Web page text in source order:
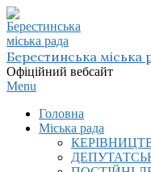
Skip
to
content
Берестинська міська
Офіційний вебсайт
Primary
Menu
Menu
Головна
Міська рада